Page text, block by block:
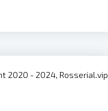
2020 - 2024, Rosserial.vip